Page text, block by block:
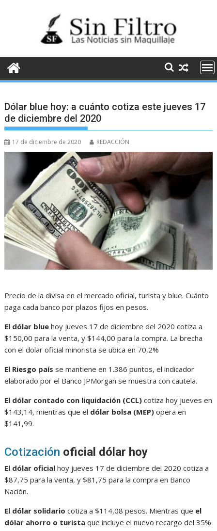
Dólar blue hoy: a cuánto cotiza este jueves 17
de diciembre del 2020
17 de diciembre de 2020 REDACCIÓN
Precio de la divisa en el mercado oficial, turista y blue. Cuánto
paga cada banco por plazos fijos en pesos.
El dólar blue hoy jueves 17 de diciembre del 2020 cotiza a
$150,00 para la venta, y $144,00 para la compra. La brecha
con el dolar oficial minorista se ubica en 70,2%
El Riesgo país se mantiene en 1.386 puntos, el indicador
elaborado por el Banco JPMorgan se muestra con cautela.
El dólar contado con liquidación (CCL) cotiza hoy jueves en
$143,14, mientras que el dólar bolsa (MEP) opera en
$141,99.
Cotización oficial dólar hoy
El dólar oficial hoy jueves 17 de diciembre del 2020 cotiza a
$87,75 para la venta, y $81,75 para la compra en Banco
Nación.
El dólar solidario cotiza a $114,08 pesos. Mientras que el
dólar ahorro o turista que incluye el nuevo recargo del 35%